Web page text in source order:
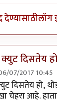
देण्यासाठीलॉग
दिसतेय
07/2017 10:45
दिसतेय हो,
चेहरा आहे.